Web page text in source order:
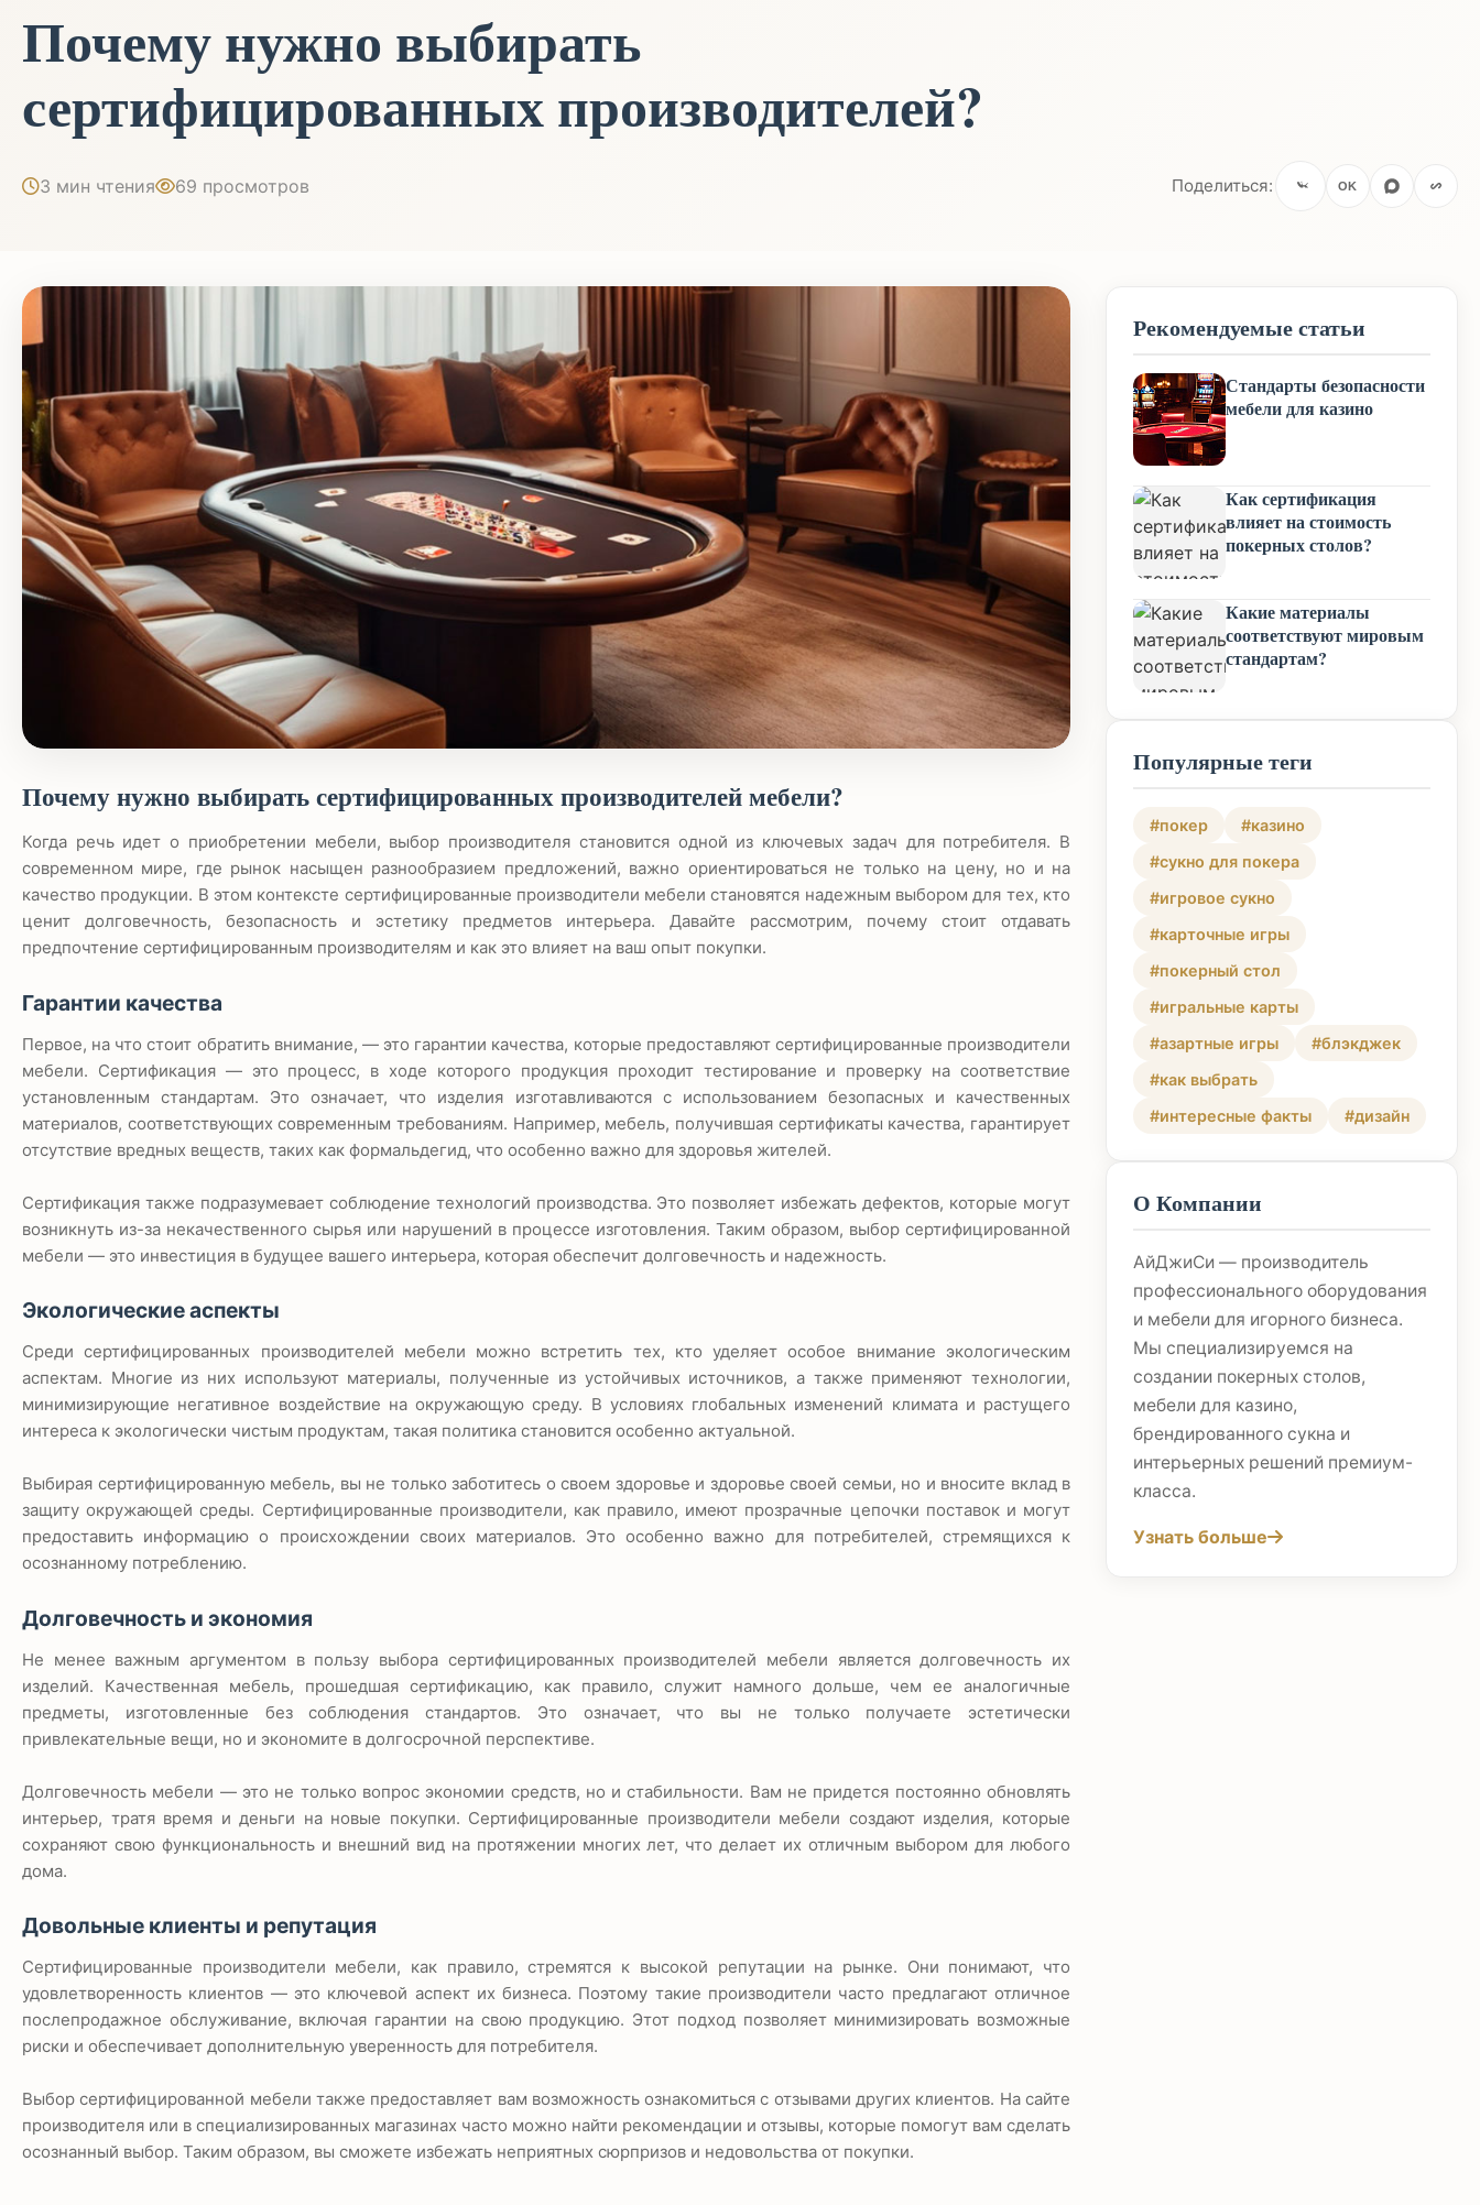
Почему нужно выбирать
сертифицированных производителей?
3 мин чтения 69 просмотров Поделиться: OK
Почему нужно выбирать сертифицированных производителей мебели?
Когда речь идет о приобретении мебели, выбор производителя становится одной из ключевых задач для потребителя. В
современном мире, где рынок насыщен разнообразием предложений, важно ориентироваться не только на цену, но и на
качество продукции. В этом контексте сертифицированные производители мебели становятся надежным выбором для тех, кто
ценит долговечность, безопасность и эстетику предметов интерьера. Давайте рассмотрим, почему стоит отдавать
предпочтение сертифицированным производителям и как это влияет на ваш опыт покупки.
Гарантии качества
Первое, на что стоит обратить внимание, — это гарантии качества, которые предоставляют сертифицированные производители
мебели. Сертификация — это процесс, в ходе которого продукция проходит тестирование и проверку на соответствие
установленным стандартам. Это означает, что изделия изготавливаются с использованием безопасных и качественных
материалов, соответствующих современным требованиям. Например, мебель, получившая сертификаты качества, гарантирует
отсутствие вредных веществ, таких как формальдегид, что особенно важно для здоровья жителей.
Сертификация также подразумевает соблюдение технологий производства. Это позволяет избежать дефектов, которые могут
возникнуть из-за некачественного сырья или нарушений в процессе изготовления. Таким образом, выбор сертифицированной
мебели — это инвестиция в будущее вашего интерьера, которая обеспечит долговечность и надежность.
Экологические аспекты
Среди сертифицированных производителей мебели можно встретить тех, кто уделяет особое внимание экологическим
аспектам. Многие из них используют материалы, полученные из устойчивых источников, а также применяют технологии,
минимизирующие негативное воздействие на окружающую среду. В условиях глобальных изменений климата и растущего
интереса к экологически чистым продуктам, такая политика становится особенно актуальной.
Выбирая сертифицированную мебель, вы не только заботитесь о своем здоровье и здоровье своей семьи, но и вносите вклад в
защиту окружающей среды. Сертифицированные производители, как правило, имеют прозрачные цепочки поставок и могут
предоставить информацию о происхождении своих материалов. Это особенно важно для потребителей, стремящихся к
осознанному потреблению.
Долговечность и экономия
Не менее важным аргументом в пользу выбора сертифицированных производителей мебели является долговечность их
изделий. Качественная мебель, прошедшая сертификацию, как правило, служит намного дольше, чем ее аналогичные
предметы, изготовленные без соблюдения стандартов. Это означает, что вы не только получаете эстетически
привлекательные вещи, но и экономите в долгосрочной перспективе.
Долговечность мебели — это не только вопрос экономии средств, но и стабильности. Вам не придется постоянно обновлять
интерьер, тратя время и деньги на новые покупки. Сертифицированные производители мебели создают изделия, которые
сохраняют свою функциональность и внешний вид на протяжении многих лет, что делает их отличным выбором для любого
дома.
Довольные клиенты и репутация
Сертифицированные производители мебели, как правило, стремятся к высокой репутации на рынке. Они понимают, что
удовлетворенность клиентов — это ключевой аспект их бизнеса. Поэтому такие производители часто предлагают отличное
послепродажное обслуживание, включая гарантии на свою продукцию. Этот подход позволяет минимизировать возможные
риски и обеспечивает дополнительную уверенность для потребителя.
Выбор сертифицированной мебели также предоставляет вам возможность ознакомиться с отзывами других клиентов. На сайте
производителя или в специализированных магазинах часто можно найти рекомендации и отзывы, которые помогут вам сделать
осознанный выбор. Таким образом, вы сможете избежать неприятных сюрпризов и недовольства от покупки.
Рекомендуемые статьи
Стандарты безопасности
мебели для казино
Как сертификация
влияет на стоимость
покерных столов?
Какие материалы
соответствуют мировым
стандартам?
Популярные теги
#покер
#казино
#сукно для покера
#игровое сукно
#карточные игры
#покерный стол
#игральные карты
#азартные игры
#блэкджек
#как выбрать
#интересные факты
#дизайн
О Компании
АйДжиСи — производитель
профессионального оборудования
и мебели для игорного бизнеса.
Мы специализируемся на
создании покерных столов,
мебели для казино,
брендированного сукна и
интерьерных решений премиум-
класса.
Узнать больше